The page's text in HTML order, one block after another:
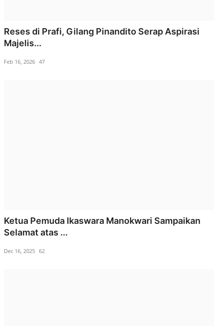
Reses di Prafi, Gilang Pinandito Serap Aspirasi
Majelis...
Feb 16, 2026 47
Ketua Pemuda Ikaswara Manokwari Sampaikan
Selamat atas ...
Dec 16, 2025 62